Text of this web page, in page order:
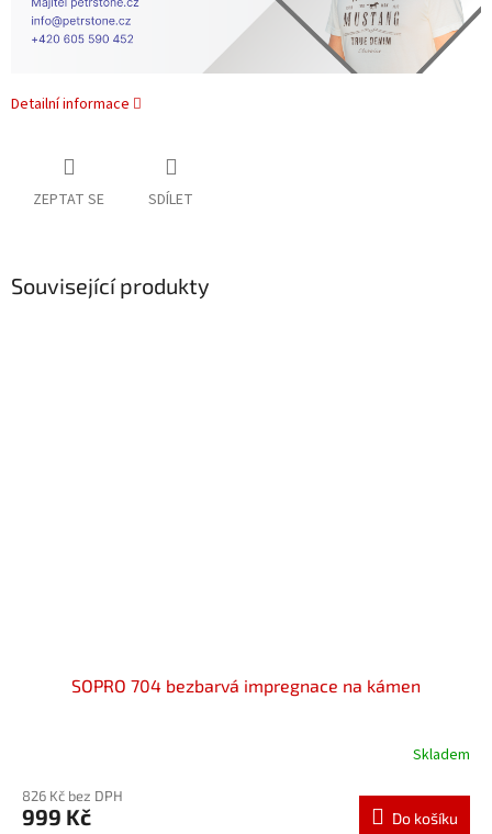
Detailní informace
ZEPTAT SE SDÍLET
Související produkty
SOPRO 704 bezbarvá impregnace na kámen
Skladem
826 Kč bez DPH
999 Kč Do košíku